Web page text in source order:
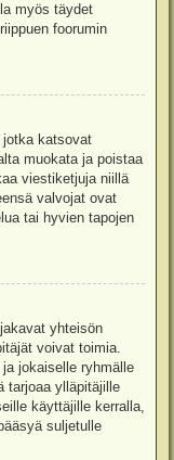
myös täydet
foorumin
jotka katsovat
muokata ja poistaa
viestiketjuja niillä
valvojat ovat
tai hyvien tapojen
yhteisön
voivat toimia.
jokaiselle ryhmälle
tarjoaa ylläpitäjille
käyttäjille kerralla,
suljetulle